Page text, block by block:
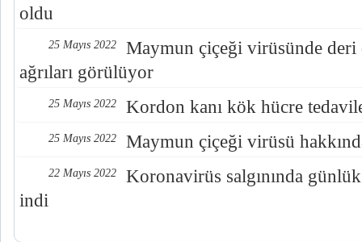
oldu
25 Mayıs 2022
Maymun çiçeği virüsünde deri
ağrıları görülüyor
25 Mayıs 2022 Kordon kanı kök hücre
25 Mayıs 2022 Maymun çiçeği virüsü
22 Mayıs 2022
Koronavirüs salgınında
indi